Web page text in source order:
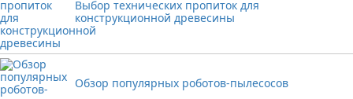
Выбор технических пропиток для
конструкционной древесины
Обзор популярных роботов-пылесосов